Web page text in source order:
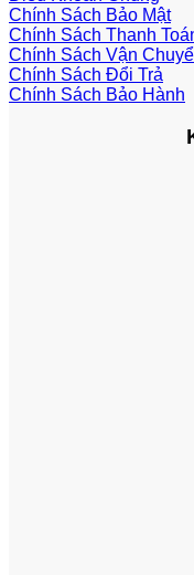
Chính Sách Bảo Mật
Chính Sách Thanh
Chính Sách Vận
Chính Sách Đổi Trả
Chính Sách Bảo Hành